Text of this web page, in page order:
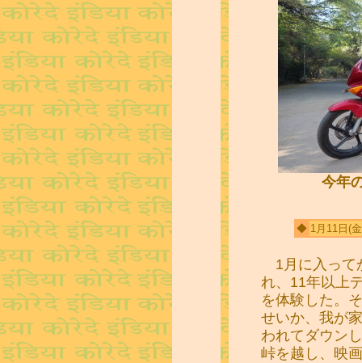
今年
◆ 1月11日 (
1月に入って
れ、11年以上
を体験した。
せいか、我が
われてダウン
峠を越し、映